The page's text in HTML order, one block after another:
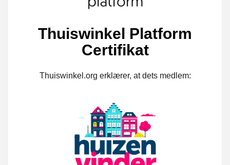
Thuiswinkel Platform
Certifikat
Thuiswinkel.org erklærer, at dets medlem: